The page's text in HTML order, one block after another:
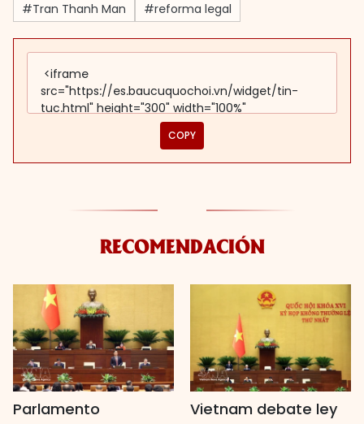
#Tran Thanh Man
#reforma legal
COPY
RECOMENDACIÓN
Parlamento
Vietnam debate ley